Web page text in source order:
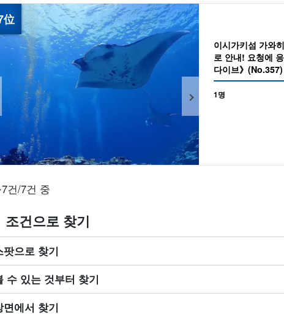
이시가키섬 가와
로 안내! 요청에
다이브》(No.357)
1명
건/7건 중
조건으로 찾기
팟으로 찾기
수 있는 것부터 찾기
면에서 찾기